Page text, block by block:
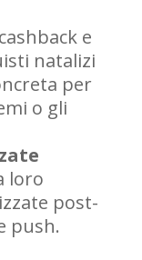
e
natalizi
per
o gli
loro
post-
push.